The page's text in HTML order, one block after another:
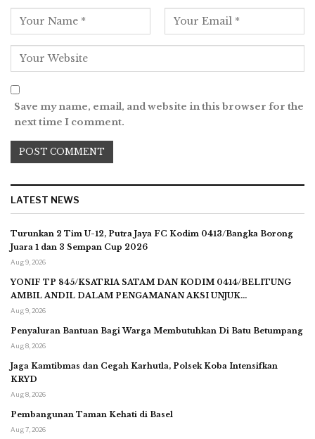
Save my name, email, and website in this browser for the
next time I comment.
LATEST NEWS
Turunkan 2 Tim U-12, Putra Jaya FC Kodim 0413/Bangka Borong
Juara 1 dan 3 Sempan Cup 2026
Aug 9, 2026
YONIF TP 845/KSATRIA SATAM DAN KODIM 0414/BELITUNG
AMBIL ANDIL DALAM PENGAMANAN AKSI UNJUK…
Aug 9, 2026
Penyaluran Bantuan Bagi Warga Membutuhkan Di Batu Betumpang
Aug 8, 2026
Jaga Kamtibmas dan Cegah Karhutla, Polsek Koba Intensifkan
KRYD
Aug 8, 2026
Pembangunan Taman Kehati di Basel
Aug 7, 2026